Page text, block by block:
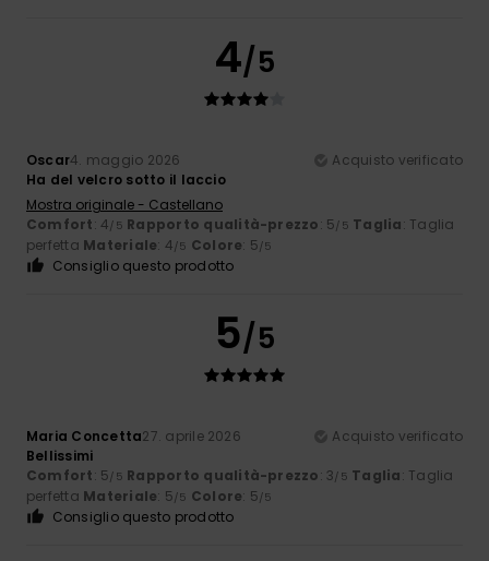
4/5
Oscar4. maggio 2026
Acquisto verificato
Ha del velcro sotto il laccio
Mostra originale - Castellano
Comfort: 4/5 Rapporto qualità-prezzo: 5/5 Taglia: Taglia
perfetta Materiale: 4/5 Colore: 5/5
Consiglio questo prodotto
5/5
Maria Concetta27. aprile 2026
Acquisto verificato
Bellissimi
Comfort: 5/5 Rapporto qualità-prezzo: 3/5 Taglia: Taglia
perfetta Materiale: 5/5 Colore: 5/5
Consiglio questo prodotto